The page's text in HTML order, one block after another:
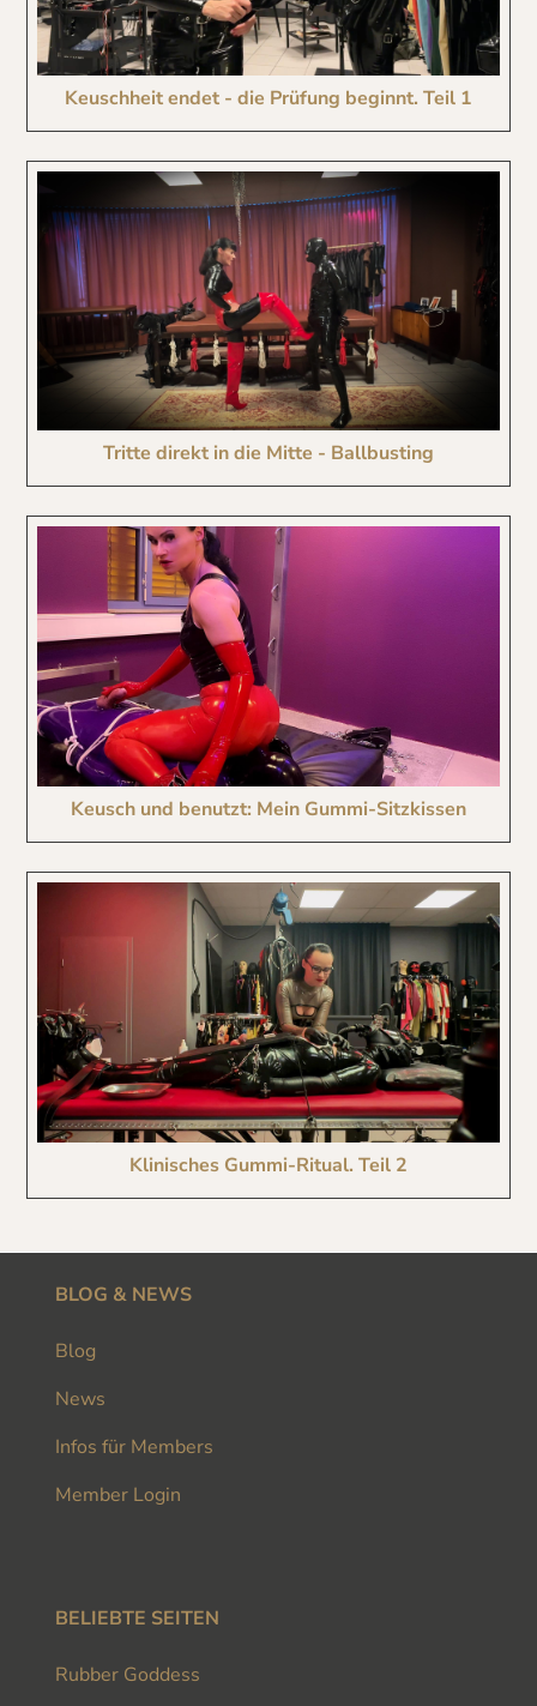
Keuschheit endet - die Prüfung beginnt. Teil 1
Tritte direkt in die Mitte - Ballbusting
Keusch und benutzt: Mein Gummi-Sitzkissen
Klinisches Gummi-Ritual. Teil 2
BLOG & NEWS
Blog
News
Infos für Members
Member Login
BELIEBTE SEITEN
Rubber Goddess